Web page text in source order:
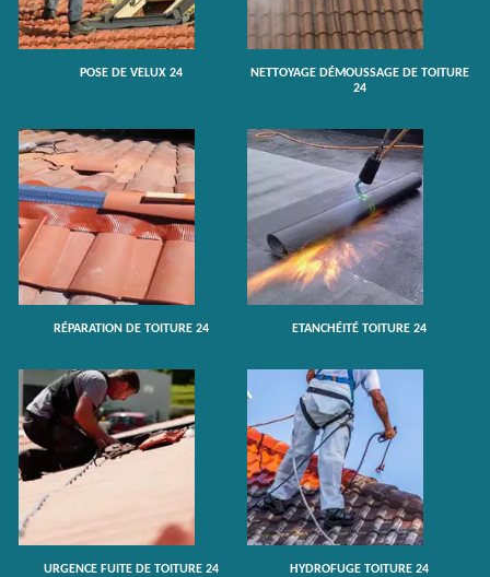
POSE DE VELUX 24
NETTOYAGE DÉMOUSSAGE DE TOITURE
24
RÉPARATION DE TOITURE 24 ETANCHÉITÉ TOITURE 24
URGENCE FUITE DE TOITURE 24 HYDROFUGE TOITURE 24